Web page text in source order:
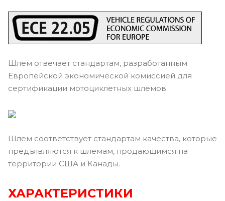
Шлем отвечает стандартам, разработанным
Европейской экономической комиссией для
сертификации мотоциклетных шлемов.
Шлем соответствует стандартам качества, которые
предъявляются к шлемам, продающимся на
территории США и Канады.
ХАРАКТЕРИСТИКИ